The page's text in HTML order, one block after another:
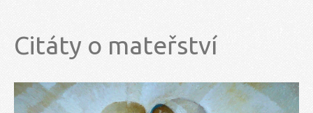
Citáty o mateřství